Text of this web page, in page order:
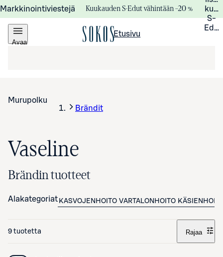
Markkinointiviestejä Kuukauden S-Edut vähintään –20 %
S-
Avaa
Etusivu
Murupolku
Brändit
Vaseline
Brändin tuotteet
Alakategoriat KASVOJENHOITO VARTALONHOITO
9 tuotetta Rajaa